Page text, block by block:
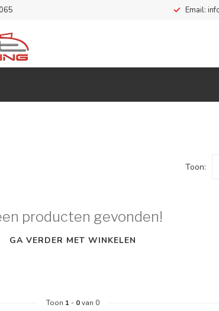
Email:
Toon:
producten gevonden!
GA VERDER MET WINKELEN
Toon 1 - 0van 0